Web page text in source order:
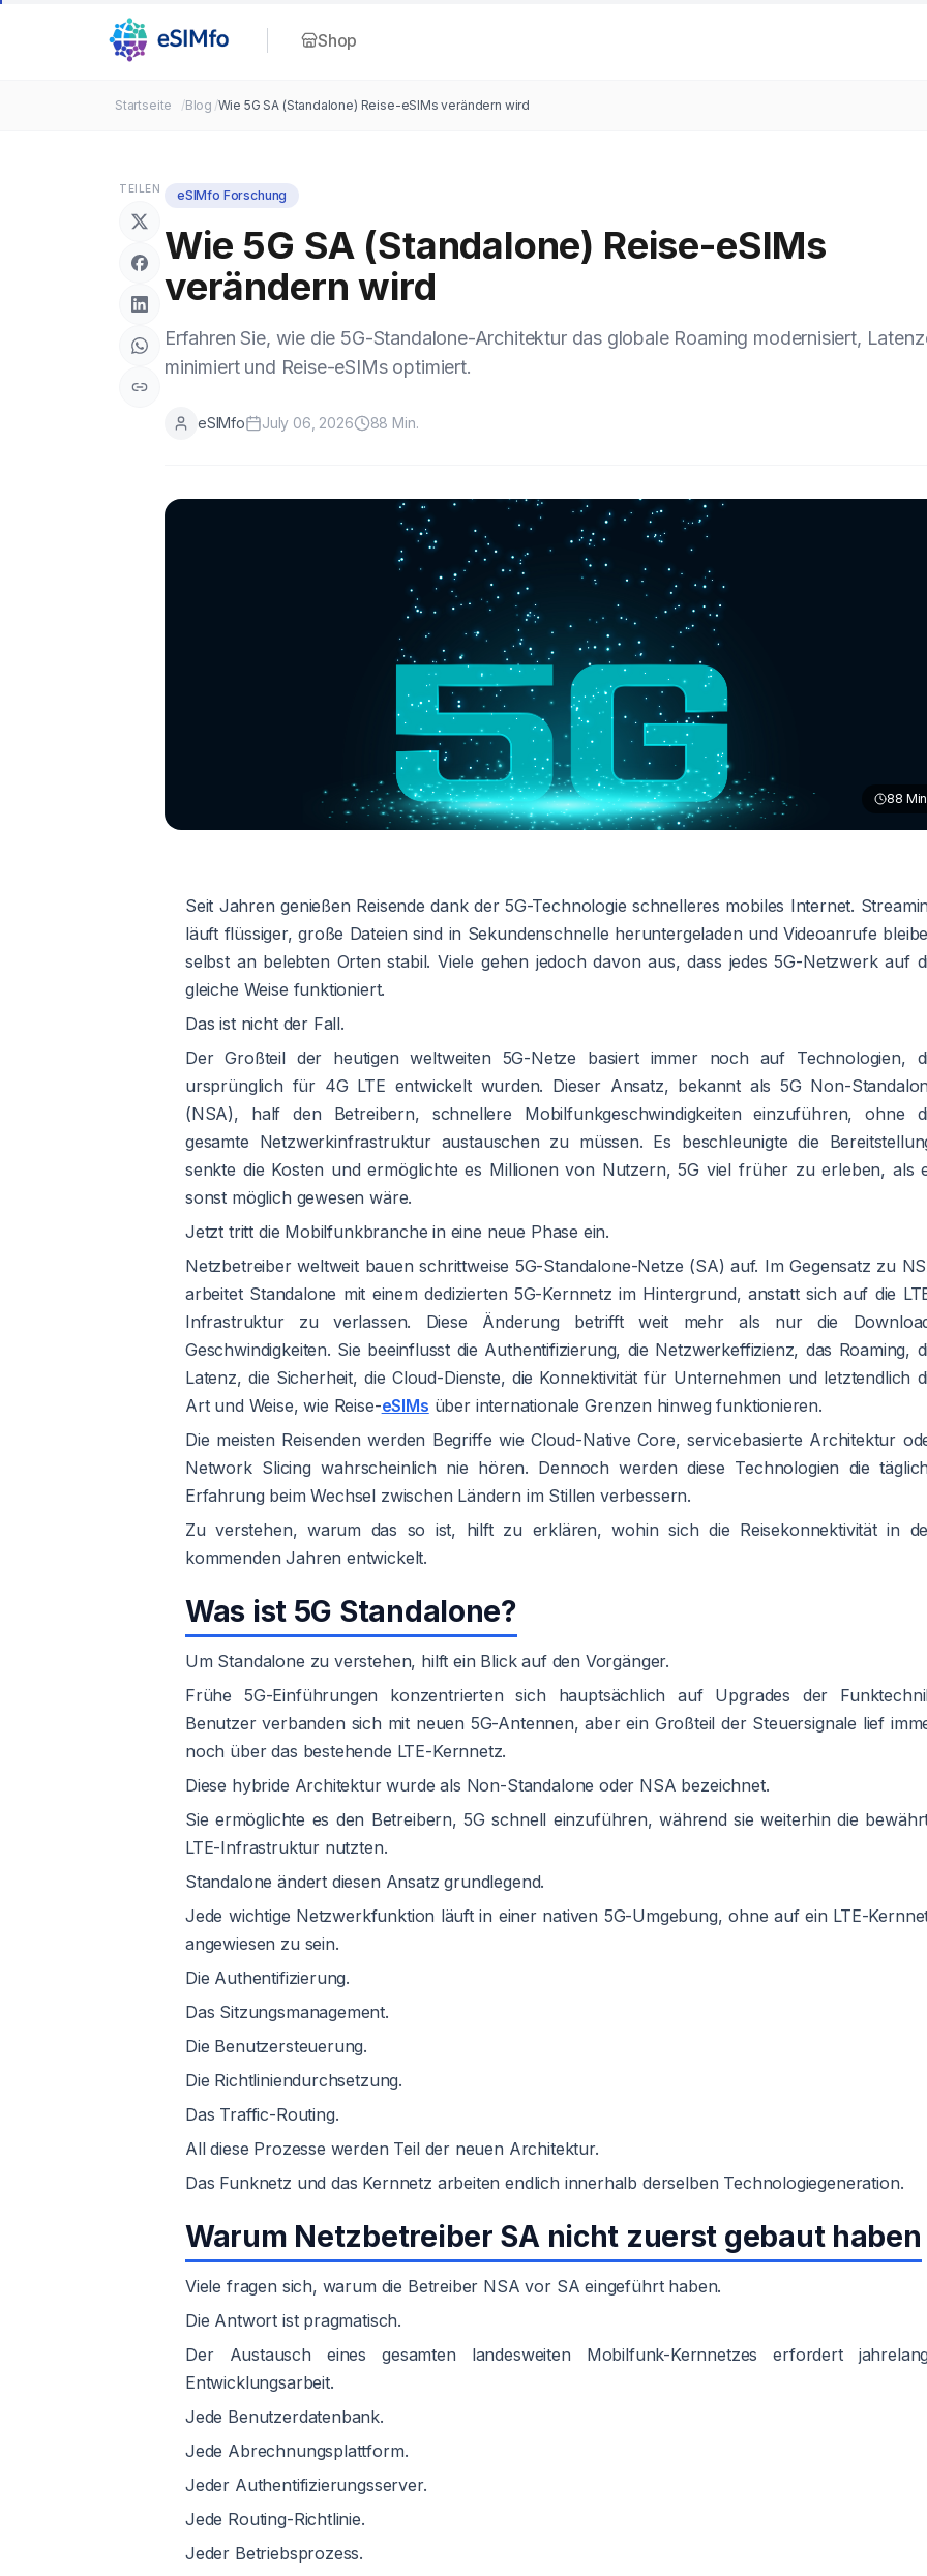
Shop
Startseite /Blog /Wie 5G SA (Standalone) Reise-eSIMs verändern wird
TEILEN eSIMfo Forschung
Wie 5G SA (Standalone) Reise-eSIMs
verändern wird
Erfahren Sie, wie die 5G-Standalone-Architektur das globale Roaming modernisiert,
minimiert und Reise-eSIMs optimiert.
eSIMfo July 06, 2026 88 Min.
88
Seit Jahren genießen Reisende dank der 5G-Technologie schnelleres mobiles Internet.
läuft flüssiger, große Dateien sind in Sekundenschnelle heruntergeladen und Videoanrufe
selbst an belebten Orten stabil. Viele gehen jedoch davon aus, dass jedes 5G-Netzwerk auf
gleiche Weise funktioniert.
Das ist nicht der Fall.
Der Großteil der heutigen weltweiten 5G-Netze basiert immer noch auf Technologien,
ursprünglich für 4G LTE entwickelt wurden. Dieser Ansatz, bekannt als 5G Non-
(NSA), half den Betreibern, schnellere Mobilfunkgeschwindigkeiten einzuführen, ohne
gesamte Netzwerkinfrastruktur austauschen zu müssen. Es beschleunigte die
senkte die Kosten und ermöglichte es Millionen von Nutzern, 5G viel früher zu erleben, als
sonst möglich gewesen wäre.
Jetzt tritt die Mobilfunkbranche in eine neue Phase ein.
Netzbetreiber weltweit bauen schrittweise 5G-Standalone-Netze (SA) auf. Im Gegensatz zu
arbeitet Standalone mit einem dedizierten 5G-Kernnetz im Hintergrund, anstatt sich auf die
Infrastruktur zu verlassen. Diese Änderung betrifft weit mehr als nur die
Geschwindigkeiten. Sie beeinflusst die Authentifizierung, die Netzwerkeffizienz, das Roaming,
Latenz, die Sicherheit, die Cloud-Dienste, die Konnektivität für Unternehmen und letztendlich
Art und Weise, wie Reise-eSIMs über internationale Grenzen hinweg funktionieren.
Die meisten Reisenden werden Begriffe wie Cloud-Native Core, servicebasierte Architektur
Network Slicing wahrscheinlich nie hören. Dennoch werden diese Technologien die
Erfahrung beim Wechsel zwischen Ländern im Stillen verbessern.
Zu verstehen, warum das so ist, hilft zu erklären, wohin sich die Reisekonnektivität in
kommenden Jahren entwickelt.
Was ist 5G Standalone?
Um Standalone zu verstehen, hilft ein Blick auf den Vorgänger.
Frühe 5G-Einführungen konzentrierten sich hauptsächlich auf Upgrades der
Benutzer verbanden sich mit neuen 5G-Antennen, aber ein Großteil der Steuersignale lief
noch über das bestehende LTE-Kernnetz.
Diese hybride Architektur wurde als Non-Standalone oder NSA bezeichnet.
Sie ermöglichte es den Betreibern, 5G schnell einzuführen, während sie weiterhin die
LTE-Infrastruktur nutzten.
Standalone ändert diesen Ansatz grundlegend.
Jede wichtige Netzwerkfunktion läuft in einer nativen 5G-Umgebung, ohne auf ein LTE-
angewiesen zu sein.
Die Authentifizierung.
Das Sitzungsmanagement.
Die Benutzersteuerung.
Die Richtliniendurchsetzung.
Das Traffic-Routing.
All diese Prozesse werden Teil der neuen Architektur.
Das Funknetz und das Kernnetz arbeiten endlich innerhalb derselben Technologiegeneration.
Warum Netzbetreiber SA nicht zuerst gebaut haben
Viele fragen sich, warum die Betreiber NSA vor SA eingeführt haben.
Die Antwort ist pragmatisch.
Der Austausch eines gesamten landesweiten Mobilfunk-Kernnetzes erfordert
Entwicklungsarbeit.
Jede Benutzerdatenbank.
Jede Abrechnungsplattform.
Jeder Authentifizierungsserver.
Jede Routing-Richtlinie.
Jeder Betriebsprozess.